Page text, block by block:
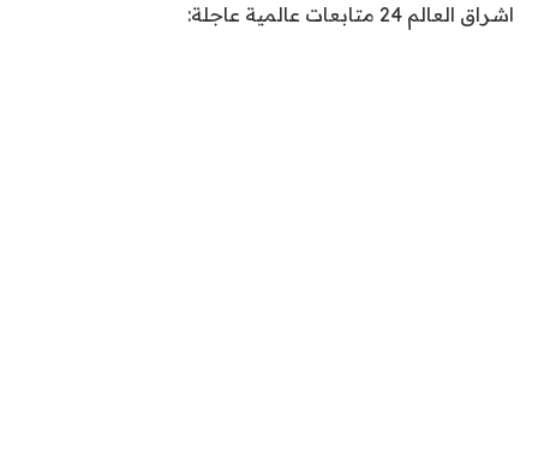
اشراق العالم 24 متابعات عالمية عاجلة: